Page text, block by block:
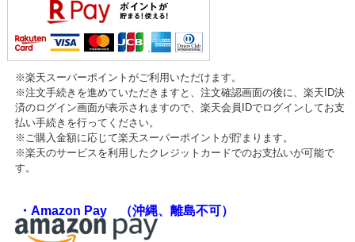
※楽天スーパーポイントがご利用いただけます。
※注文手続きを進めていただきますと、注文確認画面の後に、楽天ID決
済のログイン画面が表示されますので、楽天会員IDでログインしてお支
払い手続きを行ってください。
※ご購入金額に応じて楽天スーパーポイントが貯まります。
※楽天のサービスを利用したクレジットカードでのお支払いが可能で
す。
・Amazon Pay （沖縄、離島不可）